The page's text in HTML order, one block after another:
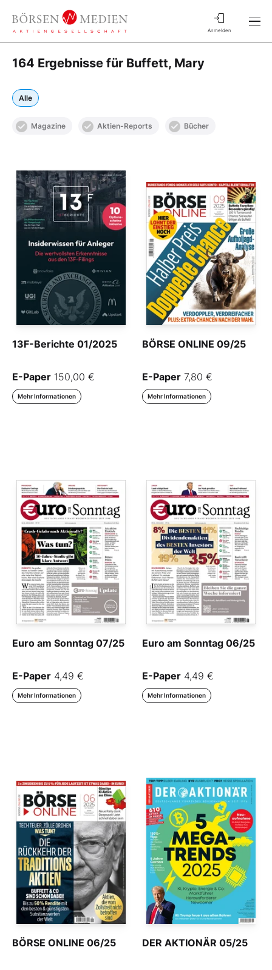
Anmelden
164 Ergebnisse für Buffett, Mary
Alle
Magazine Aktien-Reports Bücher
13F-Berichte 01/2025
E-Paper 150,00 €
Mehr Informationen
BÖRSE ONLINE 09/25
E-Paper 7,80 €
Mehr Informationen
Euro am Sonntag 07/25
E-Paper 4,49 €
Mehr Informationen
Euro am Sonntag 06/25
E-Paper 4,49 €
Mehr Informationen
BÖRSE ONLINE 06/25 DER AKTIONÄR 05/25